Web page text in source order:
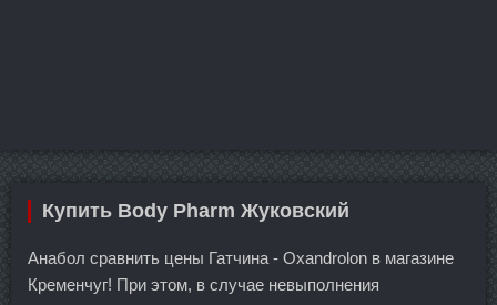
Купить Body Pharm Жуковский
Анабол сравнить цены Гатчина - Oxandrolon в магазине
Кременчуг! При этом, в случае невыполнения